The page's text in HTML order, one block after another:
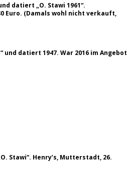
datiert „O. Stawi 1961“.
Euro. (Damals wohl nicht verkauft,
und datiert 1947. War 2016 im Angebot
Stawi“. Henry’s, Mutterstadt, 26.